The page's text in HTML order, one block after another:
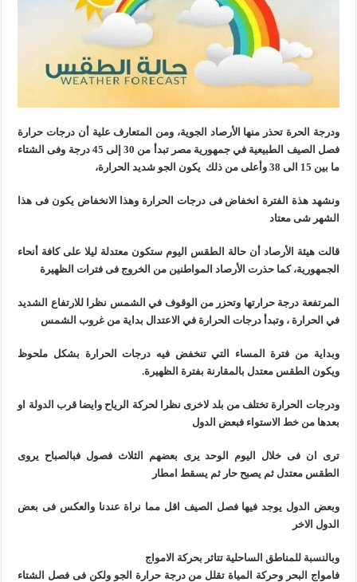
ودرجة الحرة تحذر منها الأرصاد الجوية، ومن المتعارف علية أن درجات حرارة
فصل الصيف الطبيعية في جمهورية مصر تبدأ من 30 إلى 45 درجة وفى الشتاء
ما بين 15 الى 38 وأعلى من ذلك يكون الجو شديد الحرارة،
ونشهد هذة الفترة انخفاض فى درجات الحرارة وهذا الانخفاض يكون فى هذا
الشهر شى معتاد
قالت هيئة الأرصاد أن حالة الطقس اليوم ستكون معتدلة ليلا على كافة أنحاء
الجمهورية، كما حذرت الأرصاد المواطنين من الخروج فى فترات الظهيرة
المرتفعة درجة حرارتها وتحزر من الوقوف في الشمس نظرا للارتفاع الشديد
في الحرارة ، وتبدأ درجات الحرارة في الاعتدال بداية من غروب الشمس
وبداية من فترة المساء التي تنخفض فيه درجات الحرارة بشكل ملحوظ
ويكون الطقس معتدل بالمقارنة بفترة الظهيرة.
ودرجات الحرارة تختلف من بلد لاخرى نظرا لحركة الرياح وايضا قرب الدولة او
بعدها من خط الاستواء فبعض الدول
ترى ان فى خلال اليوم الوحد يرى بعضهم الثلاث فصول فبالصباح يروى
الطقس معتدل ثم يصبح حار ثم يسقط امطار
وبعض الدول يوجد فيها فصل الصيف اقل مما نراة عندنا والعكس فى بعض
الدول الاخر
وبالنسبة للمناطق الساحلية تتاثر بحركة الامواج
فامواج البحر وحركة المياة تقلل من درجة حرارة الجو ولكن فى فصل الشتاء